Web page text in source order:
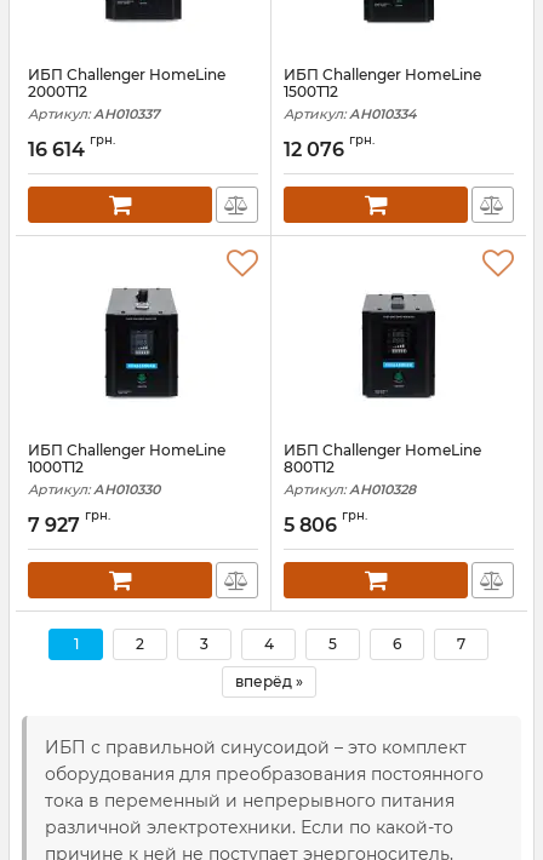
ИБП Challenger HomeLine
2000T12
Артикул: АН010337
16 614 грн.
ИБП Challenger HomeLine
1500T12
Артикул: АН010334
12 076 грн.
ИБП Challenger HomeLine
1000T12
Артикул: АН010330
7 927 грн.
ИБП Challenger HomeLine
800T12
Артикул: АН010328
5 806 грн.
1 2 3 4 5 6 7
вперёд »
ИБП с правильной синусоидой – это комплект
оборудования для преобразования постоянного
тока в переменный и непрерывного питания
различной электротехники. Если по какой-то
причине к ней не поступает энергоноситель,